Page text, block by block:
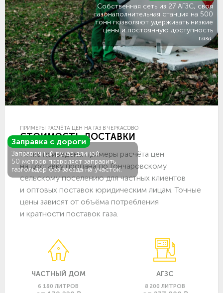
Заправка с дороги
Заправочный рукав длиной
50 метров позволяет заправить
газгольдер без заезда на участок.
Собственная сеть из 27 АГЗС, своя
газонаполнительная станция на 500
тонн позволяют удерживать низкие
цены и постоянную доступность
газа.
ПРИМЕРЫ РАСЧЁТА ЦЕН НА ГАЗ В ЧЕРКАСОВО
СТОИМОСТЬ ДОСТАВКИ
Ниже приведены примеры расчёта цен
на доставку пропана по Гончаровскому
сельскому поселению для частных клиентов
и оптовых поставок юридическим лицам. Точные
цены зависят от объёма потребления
и кратности поставок газа.
ЧАСТНЫЙ ДОМ
6 180 ЛИТРОВ
АГЗС
8 200 ЛИТРОВ